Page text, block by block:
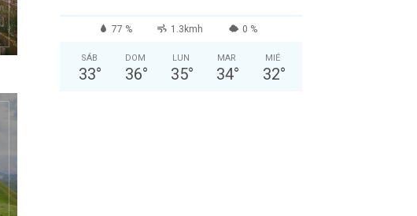
77 % 1.3kmh 0 %
SÁB
33°
DOM
36°
LUN
35°
MAR
34°
MIÉ
32°